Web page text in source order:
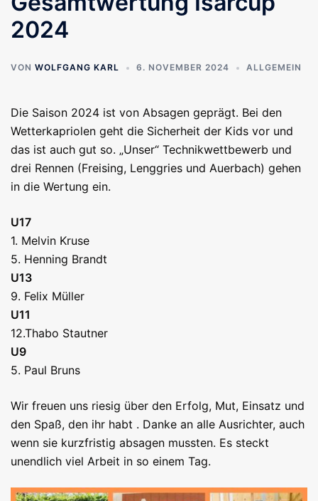
2024
VON WOLFGANG KARL 6. NOVEMBER 2024 ALLGEMEIN
Die Saison 2024 ist von Absagen geprägt. Bei den
Wetterkapriolen geht die Sicherheit der Kids vor und
das ist auch gut so. „Unser“ Technikwettbewerb und
drei Rennen (Freising, Lenggries und Auerbach) gehen
in die Wertung ein.
U17
1. Melvin Kruse
5. Henning Brandt
U13
9. Felix Müller
U11
12.Thabo Stautner
U9
5. Paul Bruns
Wir freuen uns riesig über den Erfolg, Mut, Einsatz und
den Spaß, den ihr habt . Danke an alle Ausrichter, auch
wenn sie kurzfristig absagen mussten. Es steckt
unendlich viel Arbeit in so einem Tag.